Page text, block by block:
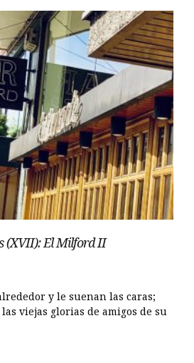
(XVII): El Milford II
y le suenan las caras;
viejas glorias de amigos de su